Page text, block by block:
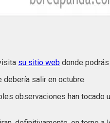
su sitio web donde
debería salir en octubre.
observaciones han